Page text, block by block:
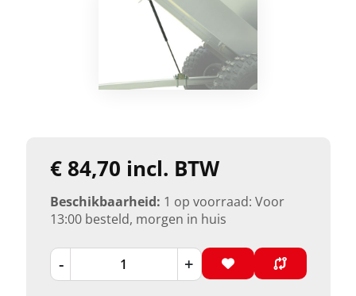
€ 84,70 incl. BTW
Beschikbaarheid: 1 op voorraad: Voor
13:00 besteld, morgen in huis
- +